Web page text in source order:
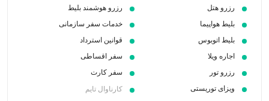
رزرو هتل
بلیط هواپیما
بلیط اتوبوس
اجاره ویلا
رزرو تور
ویزای توریستی
رزرو هوشمند بلیط
خدمات سفر سازمانی
قوانین استرداد
سفر اقساطی
سفر کارت
کارناوال تایم